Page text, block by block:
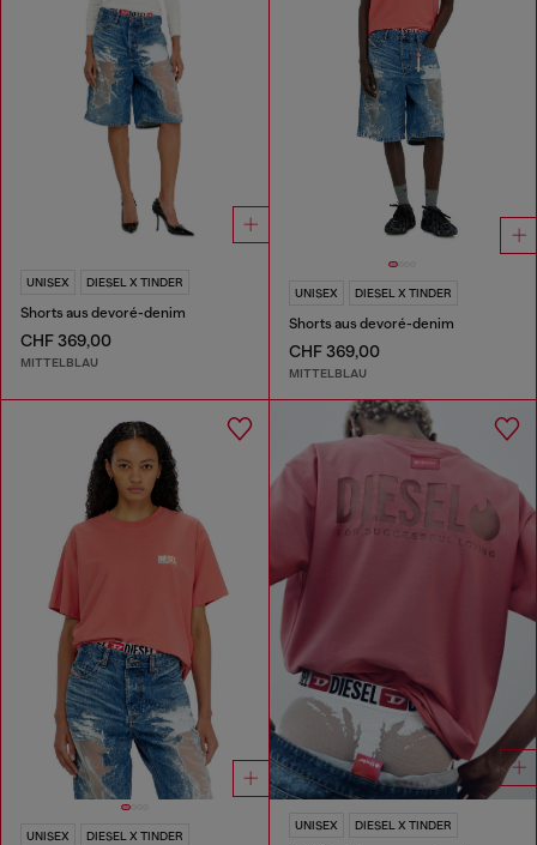
UNISEX DIESEL X TINDER
Shorts aus devoré-denim
CHF 369,00
MITTELBLAU
UNISEX DIESEL X TINDER
Shorts aus devoré-denim
CHF 369,00
MITTELBLAU
UNISEX DIESEL X TINDER
UNISEX DIESEL X TINDER